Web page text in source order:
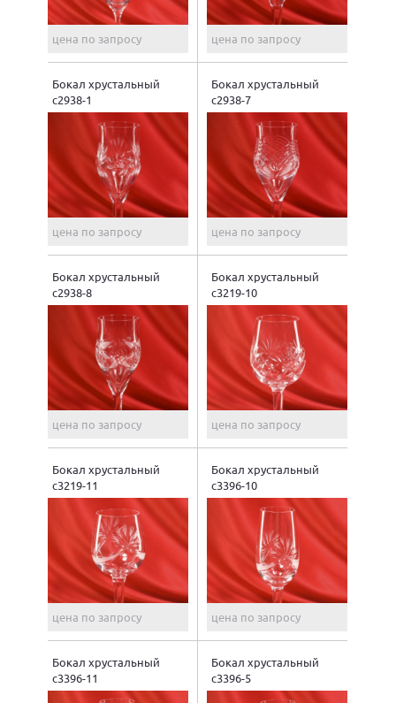
цена по запросу цена по запросу
Бокал хрустальный
с2938-1
цена по запросу
Бокал хрустальный
с2938-7
цена по запросу
Бокал хрустальный
с2938-8
цена по запросу
Бокал хрустальный
с3219-10
цена по запросу
Бокал хрустальный
с3219-11
цена по запросу
Бокал хрустальный
с3396-10
цена по запросу
Бокал хрустальный
с3396-11
Бокал хрустальный
с3396-5